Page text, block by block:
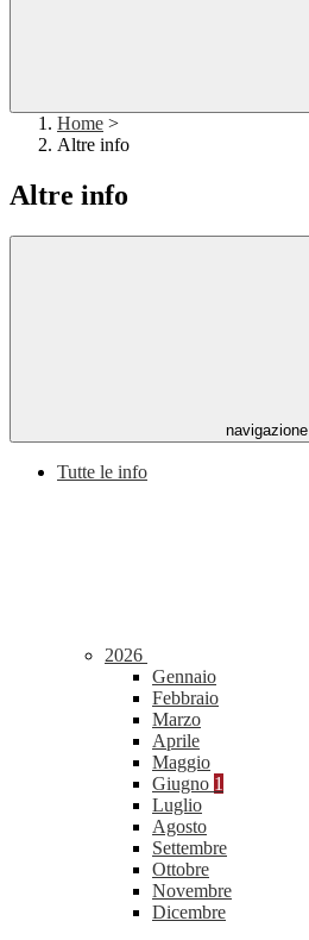
Home >
Altre info
Altre info
navigazione
Tutte le info
2026
Gennaio
Febbraio
Marzo
Aprile
Maggio
Giugno 1
Luglio
Agosto
Settembre
Ottobre
Novembre
Dicembre